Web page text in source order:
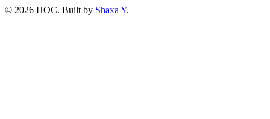
© 2026 HOC. Built by Shaxa Y.